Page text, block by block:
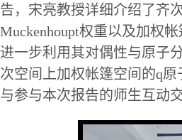
告，宋亮教授详细介绍了齐
Muckenhoupt权重以及加权帐
进一步利用其对偶性与原子
次空间上加权帐篷空间的q原
与参与本次报告的师生互动